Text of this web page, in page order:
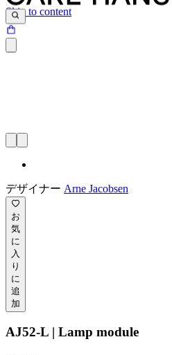
Skip to content
デザイナー Arne Jacobsen
お
気
に
入
り
に
追
加
AJ52-L | Lamp module